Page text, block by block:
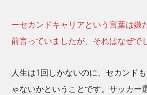
ーセカンドキャリアという言葉は嫌
前言っていましたが、それはなぜで
人生は1回しかないのに、セカンド
ゃないかということです。サッカー